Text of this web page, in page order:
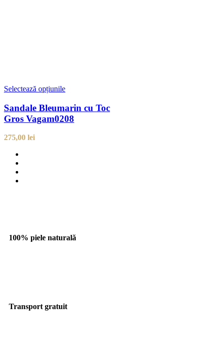
Selectează opțiunile
Sandale Bleumarin cu Toc
Gros Vagam0208
275,00 lei
100% piele naturală
Transport gratuit